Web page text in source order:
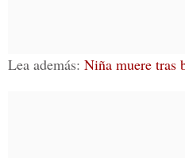
Lea además: Niña muere tras